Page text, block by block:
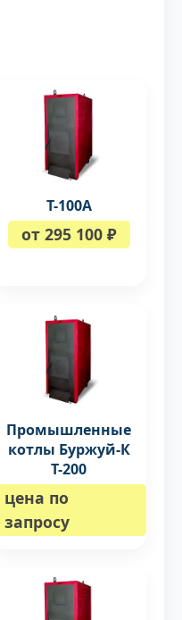
Т-100A
от 295 100 ₽
Промышленные
котлы Буржуй-К
Т-200
цена по
запросу